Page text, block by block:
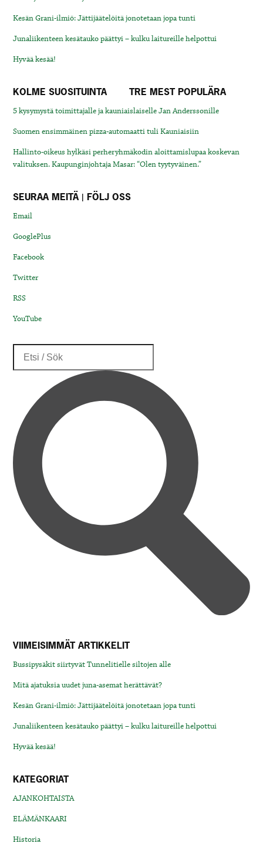
Kesän Grani-ilmiö: Jättijäätelöitä jonotetaan jopa tunti
Junaliikenteen kesätauko päättyi – kulku laitureille helpottui
Hyvää kesää!
KOLME SUOSITUINTA TRE MEST POPULÄRA
5 kysymystä toimittajalle ja kauniaislaiselle Jan Anderssonille
Suomen ensimmäinen pizza-automaatti tuli Kauniaisiin
Hallinto-oikeus hylkäsi perheryhmäkodin aloittamislupaa koskevan
valituksen. Kaupunginjohtaja Masar: “Olen tyytyväinen.”
SEURAA MEITÄ | FÖLJ OSS
Email
GooglePlus
Facebook
Twitter
RSS
YouTube
VIIMEISIMMÄT ARTIKKELIT
Bussipysäkit siirtyvät Tunnelitielle siltojen alle
Mitä ajatuksia uudet juna-asemat herättävät?
Kesän Grani-ilmiö: Jättijäätelöitä jonotetaan jopa tunti
Junaliikenteen kesätauko päättyi – kulku laitureille helpottui
Hyvää kesää!
KATEGORIAT
AJANKOHTAISTA
ELÄMÄNKAARI
Historia